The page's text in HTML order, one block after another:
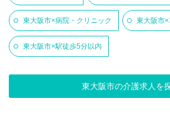
東大阪市×病院・クリニック 東大阪市
東大阪市×駅徒歩5分以内
東大阪市の介護求人を